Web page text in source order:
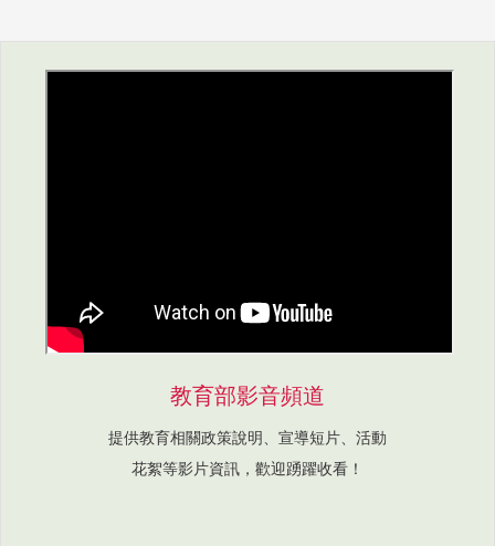
教育部影音頻道
提供教育相關政策說明、宣導短片、活動
花絮等影片資訊，歡迎踴躍收看！